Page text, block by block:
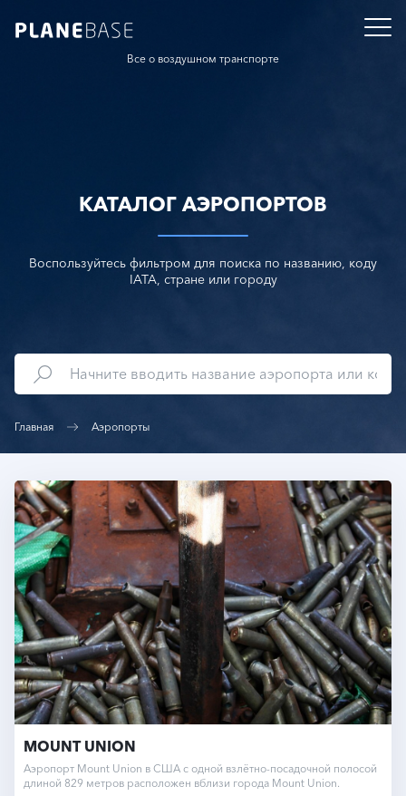
Все о воздушном транспорте
КАТАЛОГ АЭРОПОРТОВ
Воспользуйтесь фильтром для поиска по названию, коду
IATA, стране или городу
Главная Аэропорты
MOUNT UNION
Аэропорт Mount Union в США с одной взлётно-посадочной полосой
длиной 829 метров расположен вблизи города Mount Union.